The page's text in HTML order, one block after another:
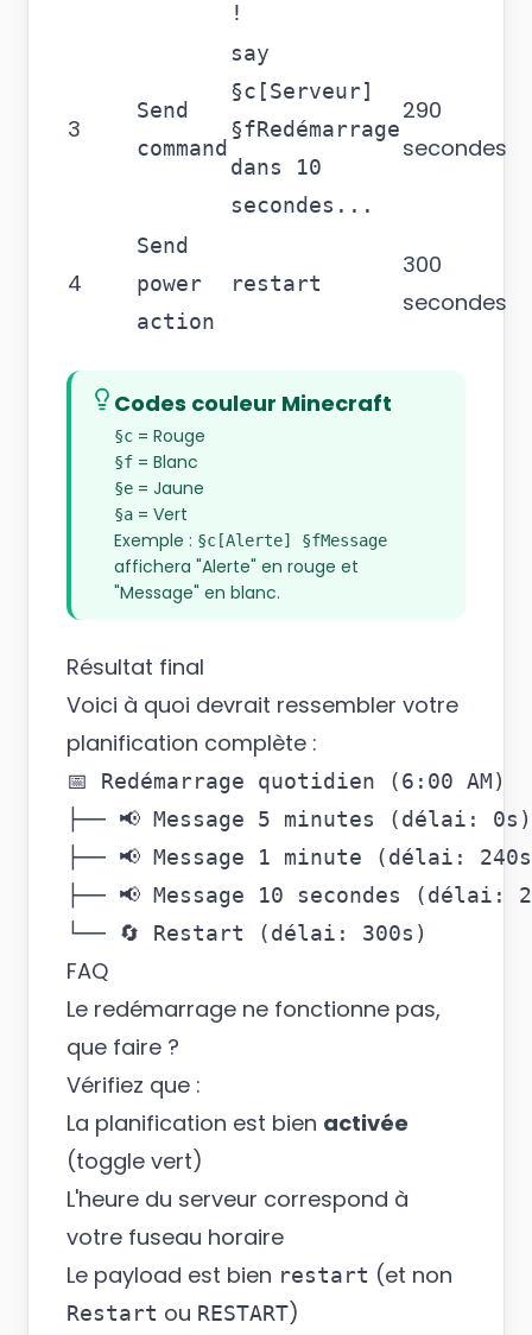
!
3
Send
command
say
§c[Serveur]
§fRedémarrage
dans 10
secondes...
290
secondes
4
Send
power
action
restart
300
secondes
Codes couleur Minecraft
§c = Rouge
§f = Blanc
§e = Jaune
§a = Vert
Exemple : §c[Alerte] §fMessage
affichera "Alerte" en rouge et
"Message" en blanc.
Résultat final
Voici à quoi devrait ressembler votre
planification complète :
📅 Redémarrage quotidien (6:00 AM)
├── 📢 Message 5 minutes (délai: 0s)
├── 📢 Message 1 minute (délai:
├── 📢 Message 10 secondes (délai:
FAQ
Le redémarrage ne fonctionne pas,
que faire ?
Vérifiez que :
La planification est bien activée
(toggle vert)
L'heure du serveur correspond à
votre fuseau horaire
Le payload est bien restart (et non
Restart ou RESTART)